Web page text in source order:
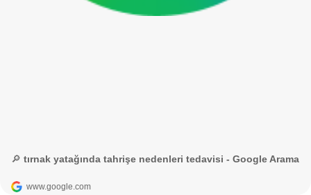
🔎 tırnak yatağında tahrişe nedenleri tedavisi - Google Arama
www.google.com